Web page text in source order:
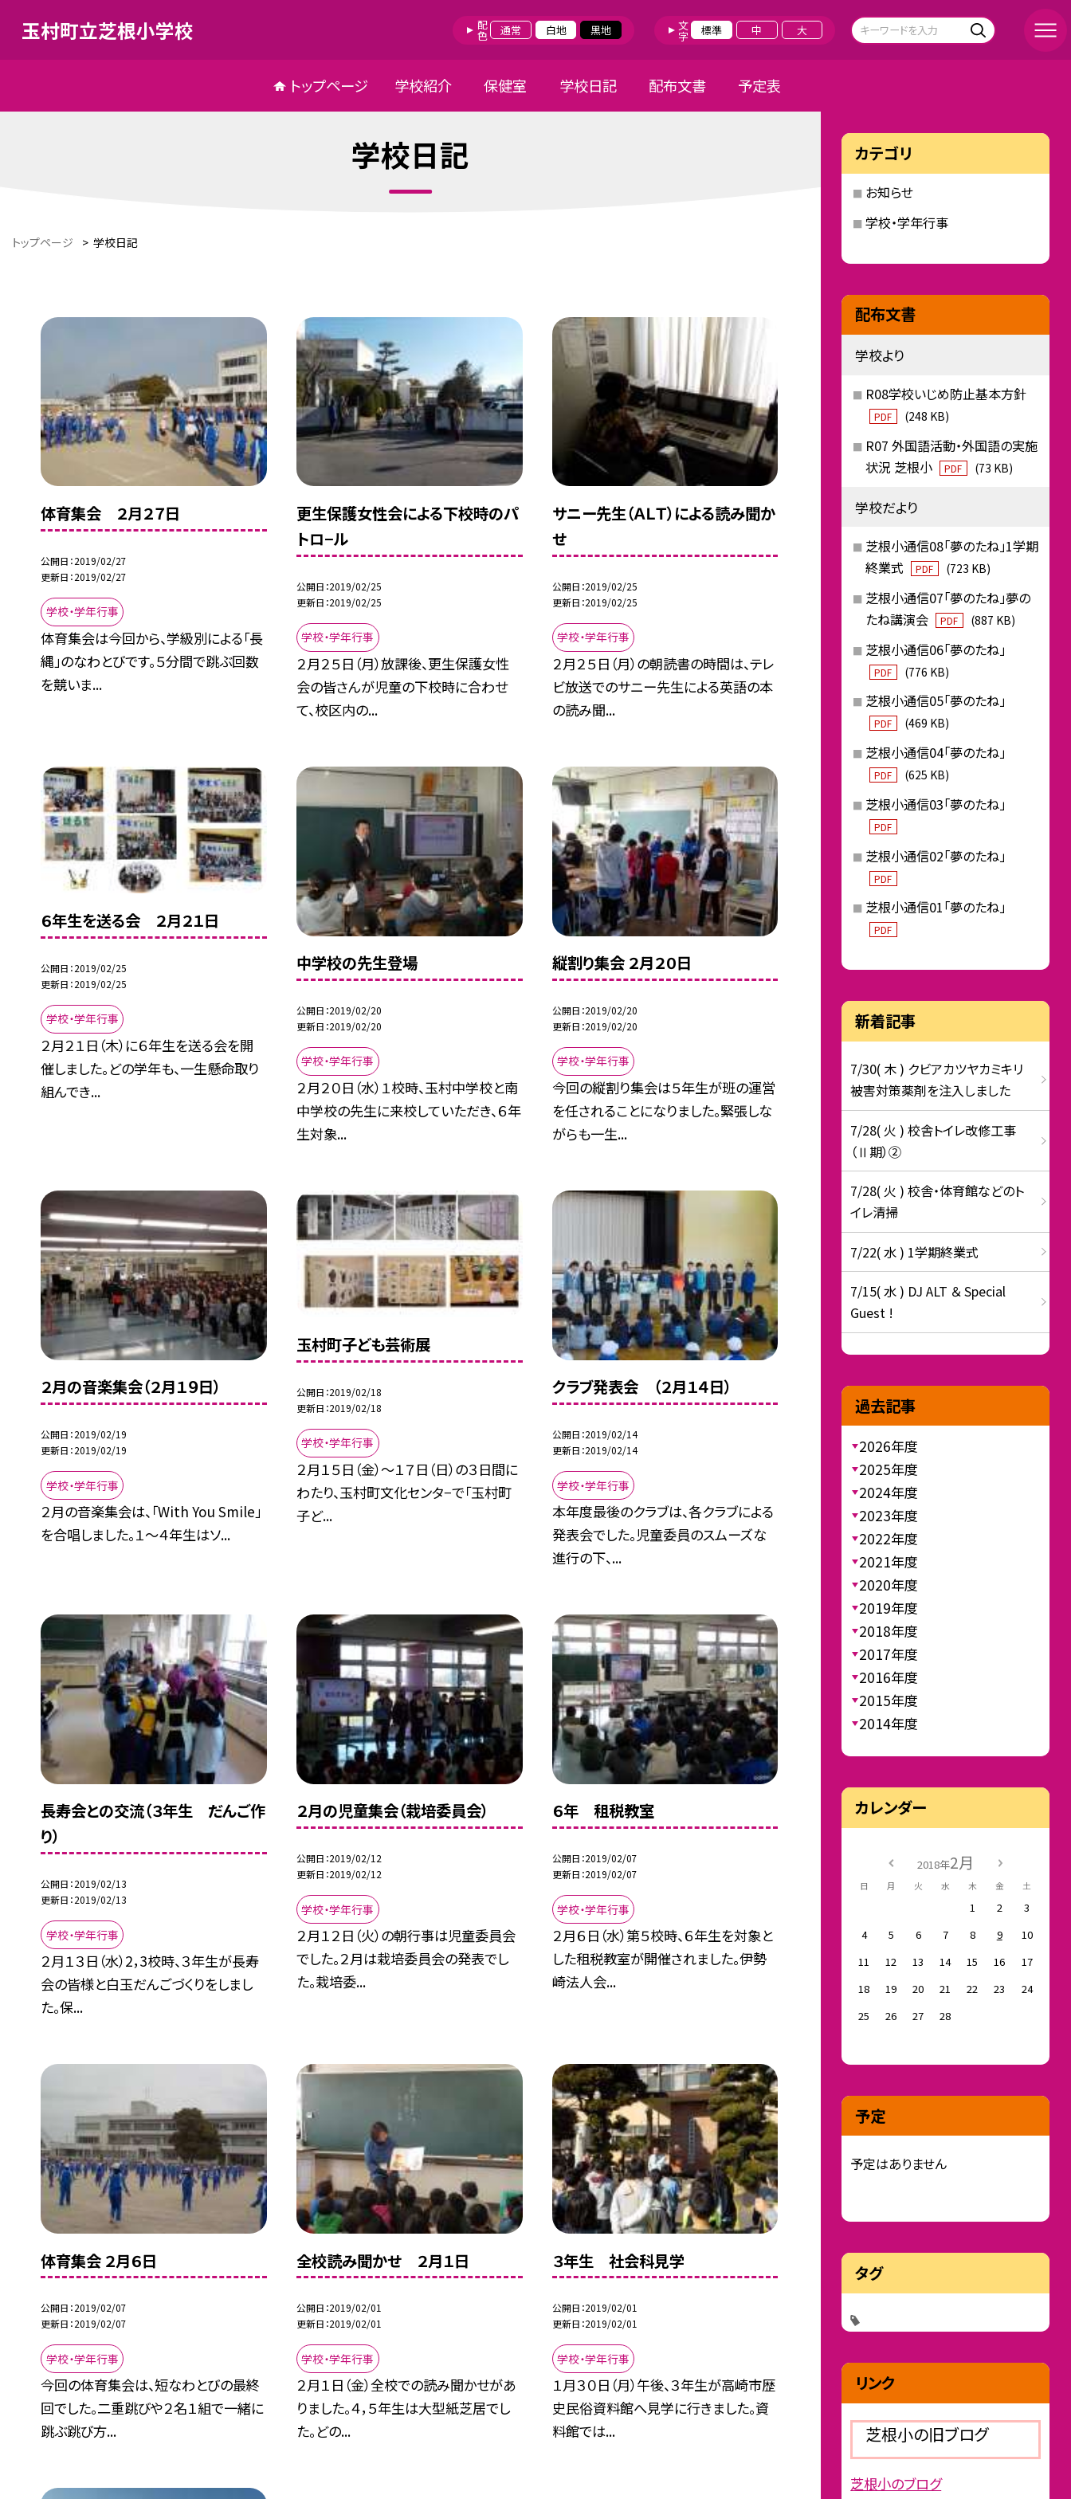
玉村町立芝根小学校 配色 通常 白地 黒地 文字 標準 中 大
トップページ 学校紹介 保健室 学校日記 配布文書 予定表
学校日記
トップページ > 学校日記
体育集会 ２月２７日
公開日 2019/02/27
更新日 2019/02/27
学校・学年行事
体育集会は今回から、学級別による「長
縄」のなわとびです。５分間で跳ぶ回数
を競いま...
更生保護女性会による下校時のパ
トロ−ル
公開日 2019/02/25
更新日 2019/02/25
学校・学年行事
２月２５日（月）放課後、更生保護女性
会の皆さんが児童の下校時に合わせ
て、校区内の...
サニー先生（ＡＬＴ）による読み聞か
せ
公開日 2019/02/25
更新日 2019/02/25
学校・学年行事
２月２５日（月）の朝読書の時間は、テレ
ビ放送でのサニー先生による英語の本
の読み聞...
６年生を送る会 ２月２１日
公開日 2019/02/25
更新日 2019/02/25
学校・学年行事
２月２１日（木）に６年生を送る会を開
催しました。どの学年も、一生懸命取り
組んでき...
中学校の先生登場
公開日 2019/02/20
更新日 2019/02/20
学校・学年行事
２月２０日（水）１校時、玉村中学校と南
中学校の先生に来校していただき、６年
生対象...
縦割り集会 ２月２０日
公開日 2019/02/20
更新日 2019/02/20
学校・学年行事
今回の縦割り集会は５年生が班の運営
を任されることになりました。緊張しな
がらも一生...
２月の音楽集会（２月１９日）
公開日 2019/02/19
更新日 2019/02/19
学校・学年行事
２月の音楽集会は、「With You Smile」
を合唱しました。１〜４年生はソ...
玉村町子ども芸術展
公開日 2019/02/18
更新日 2019/02/18
学校・学年行事
２月１５日（金）〜１７日（日）の３日間に
わたり、玉村町文化センタ−で「玉村町
子ど...
クラブ発表会 （２月１４日）
公開日 2019/02/14
更新日 2019/02/14
学校・学年行事
本年度最後のクラブは、各クラブによる
発表会でした。児童委員のスムーズな
進行の下、...
長寿会との交流（３年生 だんご作
り）
公開日 2019/02/13
更新日 2019/02/13
学校・学年行事
２月１３日（水）2，3校時、３年生が長寿
会の皆様と白玉だんごづくりをしまし
た。保...
２月の児童集会（栽培委員会）
公開日 2019/02/12
更新日 2019/02/12
学校・学年行事
２月１２日（火）の朝行事は児童委員会
でした。２月は栽培委員会の発表でし
た。栽培委...
６年 租税教室
公開日 2019/02/07
更新日 2019/02/07
学校・学年行事
２月６日（水）第５校時、６年生を対象と
した租税教室が開催されました。伊勢
崎法人会...
体育集会 ２月６日
公開日 2019/02/07
更新日 2019/02/07
学校・学年行事
今回の体育集会は、短なわとびの最終
回でした。二重跳びや２名１組で一緒に
跳ぶ跳び方...
全校読み聞かせ ２月１日
公開日 2019/02/01
更新日 2019/02/01
学校・学年行事
２月１日（金）全校での読み聞かせがあ
りました。４，５年生は大型紙芝居でし
た。どの...
３年生 社会科見学
公開日 2019/02/01
更新日 2019/02/01
学校・学年行事
１月３０日（月）午後、３年生が高崎市歴
史民俗資料館へ見学に行きました。資
料館では...
カテゴリ
お知らせ
学校・学年行事
配布文書
学校より
R08学校いじめ防止基本方針
PDF (248 KB)
R07 外国語活動・外国語の実施
状況 芝根小
PDF (73 KB)
学校だより
芝根小通信08「夢のたね」1学期
終業式
PDF (723 KB)
芝根小通信07「夢のたね」夢の
たね講演会
PDF (887 KB)
芝根小通信06「夢のたね」
PDF (776 KB)
芝根小通信05「夢のたね」
PDF (469 KB)
芝根小通信04「夢のたね」
PDF (625 KB)
芝根小通信03「夢のたね」
PDF
芝根小通信02「夢のたね」
PDF
芝根小通信01「夢のたね」
PDF
新着記事
7/30( 木 ) クビアカツヤカミキリ
被害対策薬剤を注入しました
7/28( 火 ) 校舎トイレ改修工事
（Ⅱ期）②
7/28( 火 ) 校舎・体育館などのト
イレ清掃
7/22( 水 ) 1学期終業式
7/15( 水 ) DJ ALT ＆ Special
Guest !
過去記事
2026年度
2025年度
2024年度
2023年度
2022年度
2021年度
2020年度
2019年度
2018年度
2017年度
2016年度
2015年度
2014年度
カレンダー
2018年2月
日 月 火 水 木 金 土
1 2
3
4
5 6 7 8 9
10
11
12 13 14 15 16
17
18
19 20 21 22 23
24
25
26 27 28
予定
予定はありません
タグ
リンク
芝根小の旧ブログ
芝根小のブログ